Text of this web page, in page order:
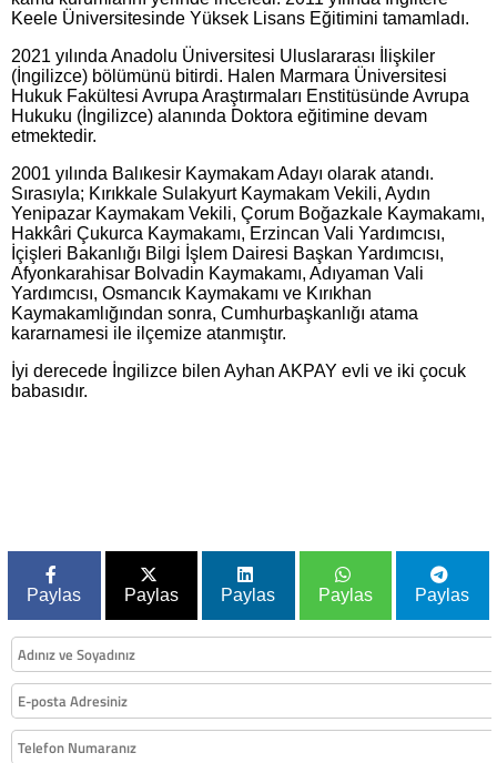
Keele Üniversitesinde Yüksek Lisans Eğitimini tamamladı.
2021 yılında Anadolu Üniversitesi Uluslararası İlişkiler
(İngilizce) bölümünü bitirdi. Halen Marmara Üniversitesi
Hukuk Fakültesi Avrupa Araştırmaları Enstitüsünde Avrupa
Hukuku (İngilizce) alanında Doktora eğitimine devam
etmektedir.
2001 yılında Balıkesir Kaymakam Adayı olarak atandı.
Sırasıyla; Kırıkkale Sulakyurt Kaymakam Vekili, Aydın
Yenipazar Kaymakam Vekili, Çorum Boğazkale Kaymakamı,
Hakkâri Çukurca Kaymakamı, Erzincan Vali Yardımcısı,
İçişleri Bakanlığı Bilgi İşlem Dairesi Başkan Yardımcısı,
Afyonkarahisar Bolvadin Kaymakamı, Adıyaman Vali
Yardımcısı, Osmancık Kaymakamı ve Kırıkhan
Kaymakamlığından sonra, Cumhurbaşkanlığı atama
kararnamesi ile ilçemize atanmıştır.
İyi derecede İngilizce bilen Ayhan AKPAY evli ve iki çocuk
babasıdır.
Paylas Paylas Paylas Paylas Paylas